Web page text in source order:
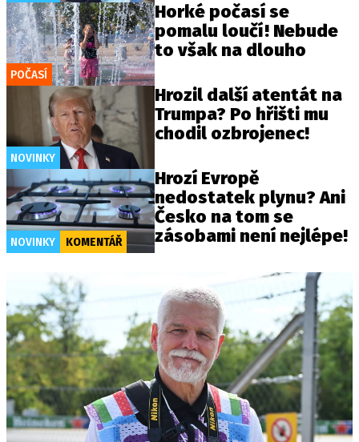
POČASÍ
Horké počasí se
pomalu loučí! Nebude
to však na dlouho
NOVINKY
Hrozil další atentát na
Trumpa? Po hřišti mu
chodil ozbrojenec!
NOVINKY KOMENTÁŘ
Hrozí Evropě
nedostatek plynu? Ani
Česko na tom se
zásobami není nejlépe!